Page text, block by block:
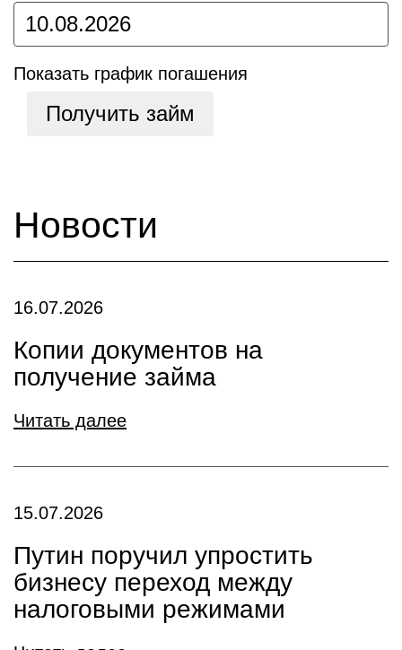
Показать график погашения
Получить займ
Новости
16.07.2026
Копии документов на
получение займа
Читать далее
15.07.2026
Путин поручил упростить
бизнесу переход между
налоговыми режимами